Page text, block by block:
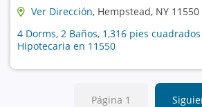
Ver Dirección, Hempstead, NY 11550
4 Dorms, 2 Baños, 1,316 pies
Hipotecaria en 11550
Página 1